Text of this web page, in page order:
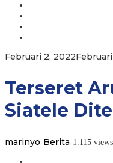
Februari 2, 2022
Terseret
Siatele
marinyo-Berita-1.115 views